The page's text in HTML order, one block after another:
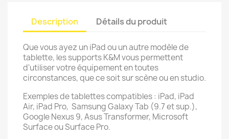
Description Détails du produit
Que vous ayez un iPad ou un autre modèle de
tablette, les supports K&M vous permettent
d'utiliser votre équipement en toutes
circonstances, que ce soit sur scène ou en studio.
Exemples de tablettes compatibles : iPad, iPad
Air, iPad Pro, Samsung Galaxy Tab (9.7 et sup.),
Google Nexus 9, Asus Transformer, Microsoft
Surface ou Surface Pro.